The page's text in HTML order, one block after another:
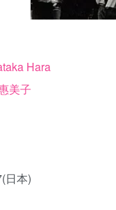
Hara
美子
日本)